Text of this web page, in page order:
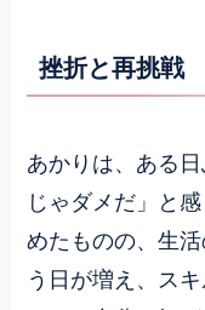
挫折と再挑戦
あかりは、ある
じゃダメだ」と
めたものの、生
う日が増え、ス